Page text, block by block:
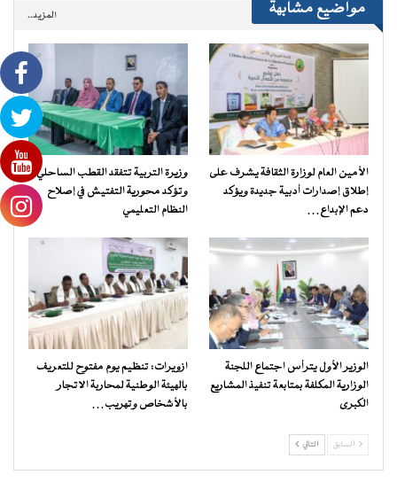
مواضيع مشابهة المزيد..
الأمين العام لوزارة الثقافة يشرف على
إطلاق إصدارات أدبية جديدة ويؤكد
دعم الإبداع…
وزيرة التربية تتفقد القطب الساحلي
وتؤكد محورية التفتيش في إصلاح
النظام التعليمي
الوزير الأول يترأس اجتماع اللجنة
الوزارية المكلفة بمتابعة تنفيذ المشاريع
الكبرى
ازويرات: تنظيم يوم مفتوح للتعريف
بالهيئة الوطنية لمحاربة الاتجار
بالأشخاص وتهريب…
السابق التالي